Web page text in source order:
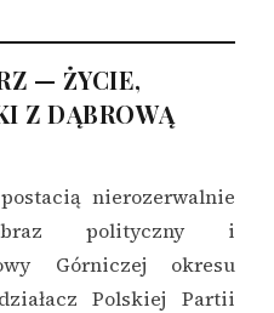
— ŻYCIE,
Z DĄBROWĄ
nierozerwalnie
polityczny i
Górniczej okresu
Polskiej Partii